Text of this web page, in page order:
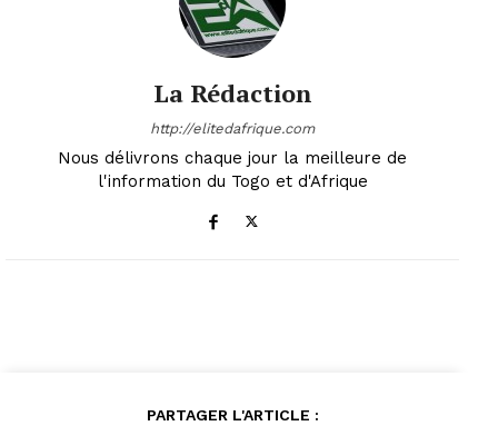
La Rédaction
http://elitedafrique.com
Nous délivrons chaque jour la meilleure de
l'information du Togo et d'Afrique
PARTAGER L'ARTICLE :